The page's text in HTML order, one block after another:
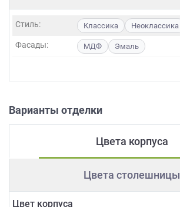
Стиль: Классика Неоклассика
Фасады: МДФ Эмаль
Варианты отделки
Цвета корпуса
Цвета столешницы
Цвет корпуса